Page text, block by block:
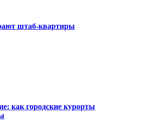
штаб-квартиры
как городские курорты